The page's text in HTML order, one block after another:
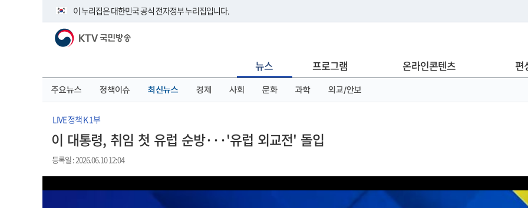
이 누리집은 대한민국 공식 전자정부 누리집입니다.
공식 누리집 주소 확인하기
이밖에 or.kr 또는 .kr등 다른 도메인 주소를 사용하고 있다면 아래 URL에서 도메인 주소를 확인해 보세요
KTV 국민방송
뉴스 프로그램 온라인콘텐츠 편
주요뉴스 정책이슈 최신뉴스 경제 사회 문화 과학 외교/안보
LIVE 정책 K 1부
이 대통령, 취임 첫 유럽 순방···'유럽 외교전' 돌입
등록일 : 2026.06.10 12:04